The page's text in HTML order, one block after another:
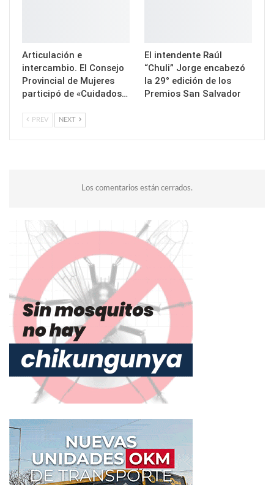
Articulación e
intercambio. El Consejo
Provincial de Mujeres
participó de «Cuidados…
El intendente Raúl
“Chuli” Jorge encabezó
la 29° edición de los
Premios San Salvador
PREV NEXT
Los comentarios están cerrados.